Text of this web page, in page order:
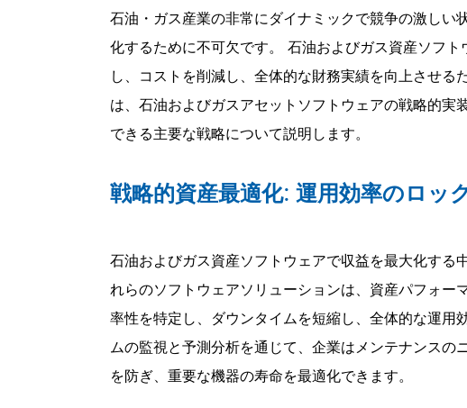
石油・ガス産業の非常にダイナミックで競争の激し
化するために不可欠です。 石油およびガス資産ソフ
し、コストを削減し、全体的な財務実績を向上させ
は、石油およびガスアセットソフトウェアの戦略的
できる主要な戦略について説明します。
戦略的資産最適化: 運用効率のロッ
石油およびガス資産ソフトウェアで収益を最大化する
れらのソフトウェアソリューションは、資産パフォ
率性を特定し、ダウンタイムを短縮し、全体的な運用
ムの監視と予測分析を通じて、企業はメンテナンス
を防ぎ、重要な機器の寿命を最適化できます。